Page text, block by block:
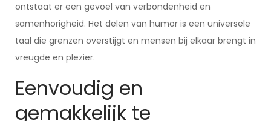
ontstaat er een gevoel van verbondenheid en
samenhorigheid. Het delen van humor is een universele
taal die grenzen overstijgt en mensen bij elkaar brengt in
vreugde en plezier.
Eenvoudig en
gemakkelijk te